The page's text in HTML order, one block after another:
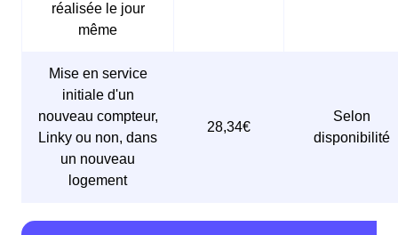
réalisée le jour
même
Mise en service
initiale d'un
nouveau compteur,
Linky ou non, dans
un nouveau
logement
28,34€
Selon
disponibilité